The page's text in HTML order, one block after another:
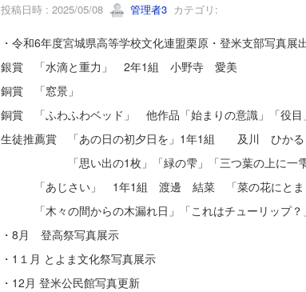
投稿日時 : 2025/05/08 管理者3カテゴリ:
・令和6年度宮城県高等学校文化連盟栗原・登米支部写真展
銀賞 「水滴と重力」 2年1組 小野寺 愛美
銅賞 「窓景」
銅賞 「ふわふわベッド」 他作品「始まりの意識」「役目
生徒推薦賞 「あの日の初夕日を」1年1組 及川 ひかる
「思い出の1枚」「緑の雫」「三つ葉の上に一雫」
「あじさい」 1年1組 渡邊 結菜 「菜の花にとまっ
「木々の間からの木漏れ日」「これはチューリップ？
・8月 登高祭写真展示
・1１月 とよま文化祭写真展示
・12月 登米公民館写真更新